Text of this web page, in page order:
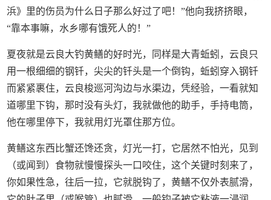
浜》里的伤员为什么日子那么好过了吧！”他向我挤挤眼，
“靠本事嘛，水乡哪有饿死人的！”
夏夜就是云良大钓黄鳝的好时光，同样是大青蚯蚓，云良只
用一根细细的钢钎，尖尖的钎头是一个倒钩，蚯蚓穿入钢钎
而紧紧裹住，云良梭巡河沟边与水渠边，凭经验，一看就知
道哪里下钩，那时没有头灯，我就做他的助手，手持电筒，
他在哪里停下，我就用灯光罩住那方位。
黄鳝这东西比蟹还馋还贪，灯光一打，它居然不怕光，见到
（或闻到）食物就慢慢探头一口咬住，这个关键时刻来了，
你如果性急，往后一拉，它就脱钩了，黄鳝不仅外表腻滑，